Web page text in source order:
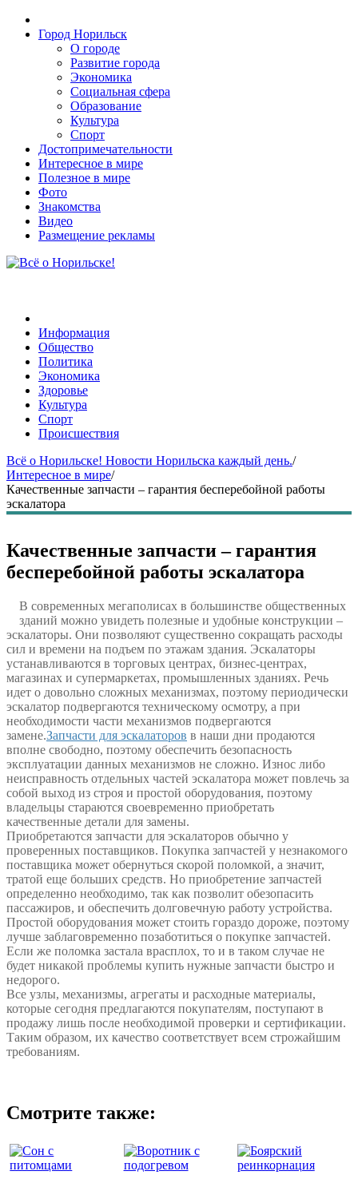
Город Норильск
О городе
Развитие города
Экономика
Социальная сфера
Образование
Культура
Спорт
Достопримечательности
Интересное в мире
Полезное в мире
Фото
Знакомства
Видео
Размещение рекламы
Информация
Общество
Политика
Экономика
Здоровье
Культура
Спорт
Происшествия
Всё о Норильске! Новости Норильска каждый день./
Интересное в мире/
Качественные запчасти – гарантия бесперебойной работы
эскалатора
Качественные запчасти – гарантия
бесперебойной работы эскалатора
В современных мегаполисах в большинстве общественных
зданий можно увидеть полезные и удобные конструкции –
эскалаторы. Они позволяют существенно сокращать расходы
сил и времени на подъем по этажам здания. Эскалаторы
устанавливаются в торговых центрах, бизнес-центрах,
магазинах и супермаркетах, промышленных зданиях. Речь
идет о довольно сложных механизмах, поэтому периодически
эскалатор подвергаются техническому осмотру, а при
необходимости части механизмов подвергаются
замене.Запчасти для эскалаторов в наши дни продаются
вполне свободно, поэтому обеспечить безопасность
эксплуатации данных механизмов не сложно. Износ либо
неисправность отдельных частей эскалатора может повлечь за
собой выход из строя и простой оборудования, поэтому
владельцы стараются своевременно приобретать
качественные детали для замены.
Приобретаются запчасти для эскалаторов обычно у
проверенных поставщиков. Покупка запчастей у незнакомого
поставщика может обернуться скорой поломкой, а значит,
тратой еще больших средств. Но приобретение запчастей
определенно необходимо, так как позволит обезопасить
пассажиров, и обеспечить долговечную работу устройства.
Простой оборудования может стоить гораздо дороже, поэтому
лучше заблаговременно позаботиться о покупке запчастей.
Если же поломка застала врасплох, то и в таком случае не
будет никакой проблемы купить нужные запчасти быстро и
недорого.
Все узлы, механизмы, агрегаты и расходные материалы,
которые сегодня предлагаются покупателям, поступают в
продажу лишь после необходимой проверки и сертификации.
Таким образом, их качество соответствует всем строжайшим
требованиям.
Смотрите также: